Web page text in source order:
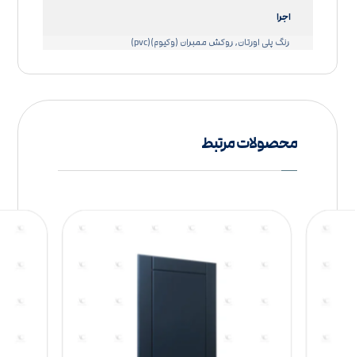
اجرا
رنگ پلی اورتان, روکش ممبران (وکیوم)(pvc)
محصولات مرتبط